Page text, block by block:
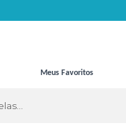
Meus Favoritos